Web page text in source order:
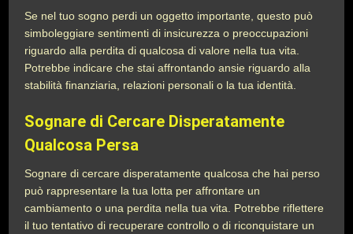
Se nel tuo sogno perdi un oggetto importante, questo può
simboleggiare sentimenti di insicurezza o preoccupazioni
riguardo alla perdita di qualcosa di valore nella tua vita.
Potrebbe indicare che stai affrontando ansie riguardo alla
stabilità finanziaria, relazioni personali o la tua identità.
Sognare di Cercare Disperatamente
Qualcosa Persa
Sognare di cercare disperatamente qualcosa che hai perso
può rappresentare la tua lotta per affrontare un
cambiamento o una perdita nella tua vita. Potrebbe riflettere
il tuo tentativo di recuperare controllo o di riconquistare un